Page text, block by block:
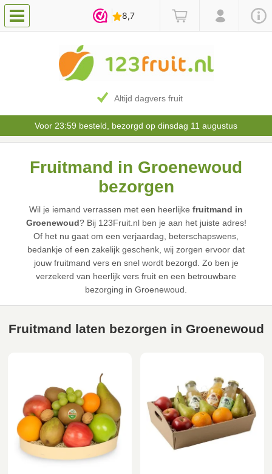
Altijd dagvers fruit
Voor 23:59 besteld, bezorgd op dinsdag 11 augustus
Fruitmand in Groenewoud
bezorgen
Wil je iemand verrassen met een heerlijke fruitmand in
Groenewoud? Bij 123Fruit.nl ben je aan het juiste adres!
Of het nu gaat om een verjaardag, beterschapswens,
bedankje of een zakelijk geschenk, wij zorgen ervoor dat
jouw fruitmand vers en snel wordt bezorgd. Zo ben je
verzekerd van heerlijk vers fruit en een betrouwbare
bezorging in Groenewoud.
Fruitmand laten bezorgen in Groenewoud